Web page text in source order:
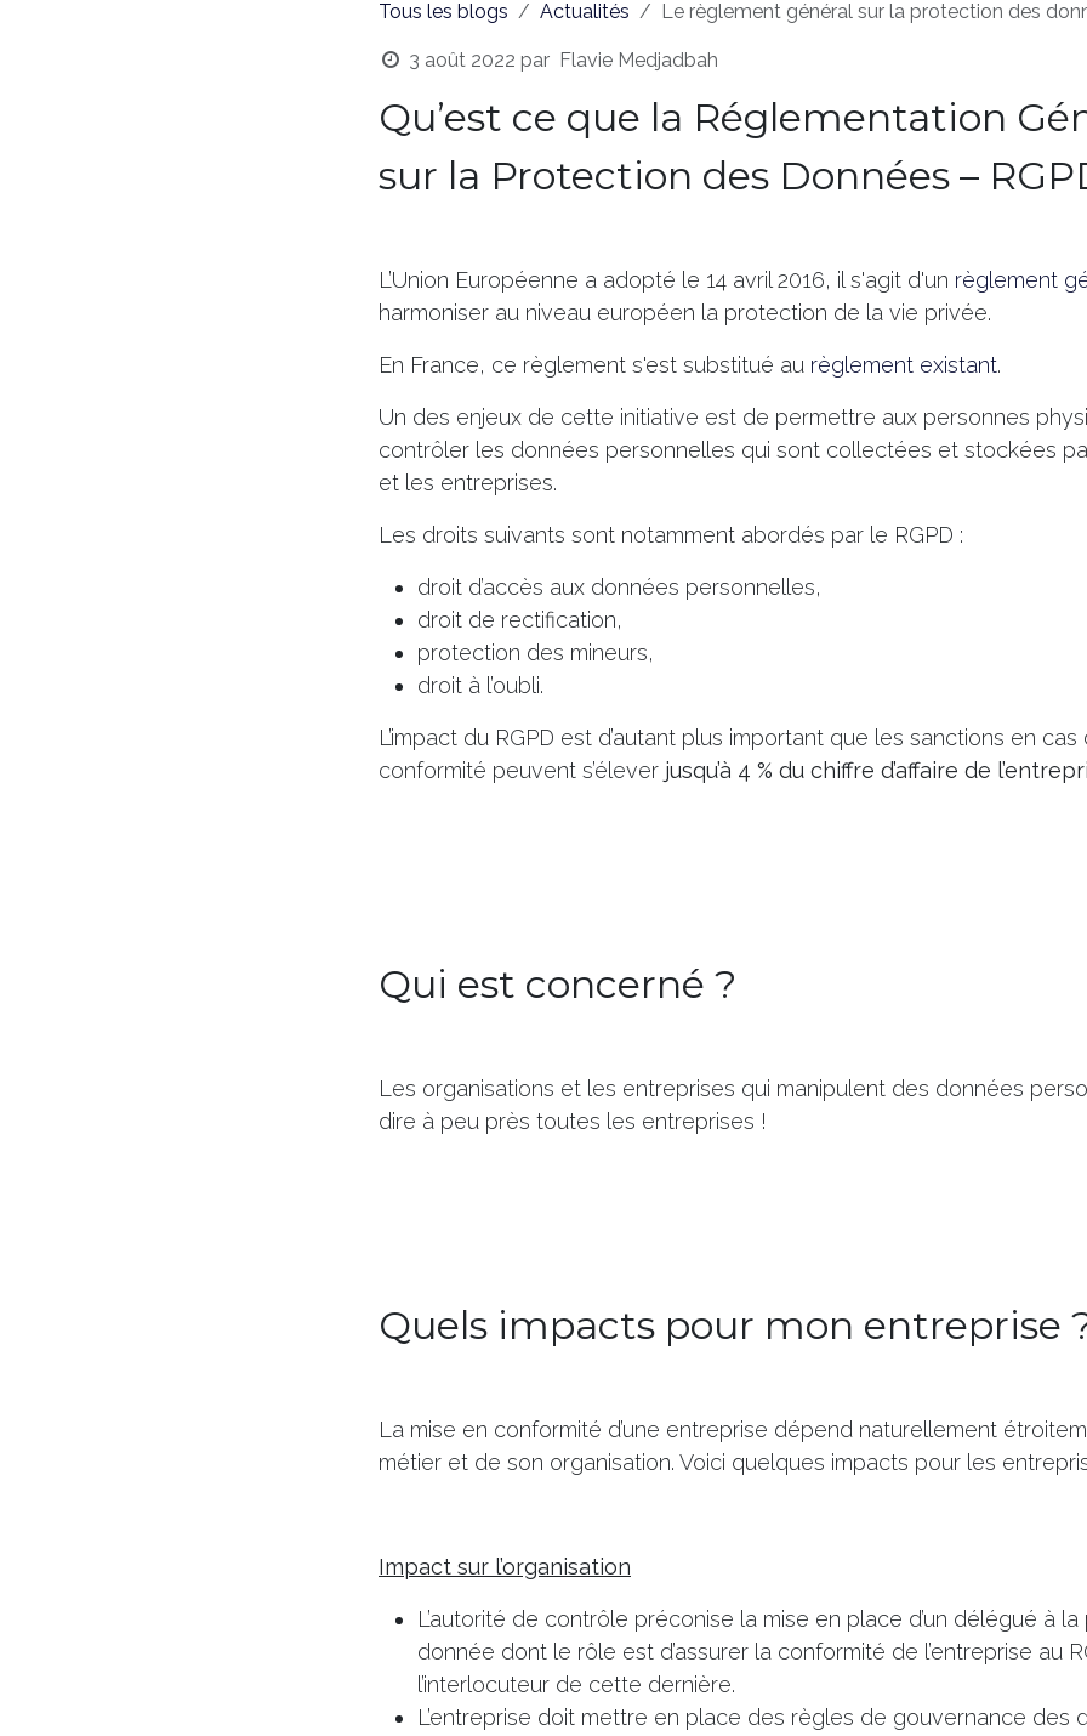
Tous les blogs Actualités Le règlement général sur la protection des
3 août 2022 par Flavie Medjadbah
Qu’est ce que la Réglementation
sur la Protection des Données –
L’Union Européenne a adopté le 14 avril 2016, il s'agit d'un règlement
harmoniser au niveau européen la protection de la vie privée.
En France, ce règlement s'est substitué au règlement existant.
Un des enjeux de cette initiative est de permettre aux personnes
contrôler les données personnelles qui sont collectées et stockées
et les entreprises.
Les droits suivants sont notamment abordés par le RGPD :
droit d’accès aux données personnelles,
droit de rectification,
protection des mineurs,
droit à l’oubli.
L’impact du RGPD est d’autant plus important que les sanctions en cas
conformité peuvent s’élever jusqu’à 4 % du chiffre d’affaire de
Qui est concerné ?
Les organisations et les entreprises qui manipulent des données
dire à peu près toutes les entreprises !
Quels impacts pour mon entreprise
La mise en conformité d’une entreprise dépend naturellement
métier et de son organisation. Voici quelques impacts pour les
Impact sur l’organisation
L’autorité de contrôle préconise la mise en place d’un délégué à
donnée dont le rôle est d’assurer la conformité de l’entreprise au
l’interlocuteur de cette dernière.
L’entreprise doit mettre en place des règles de gouvernance des